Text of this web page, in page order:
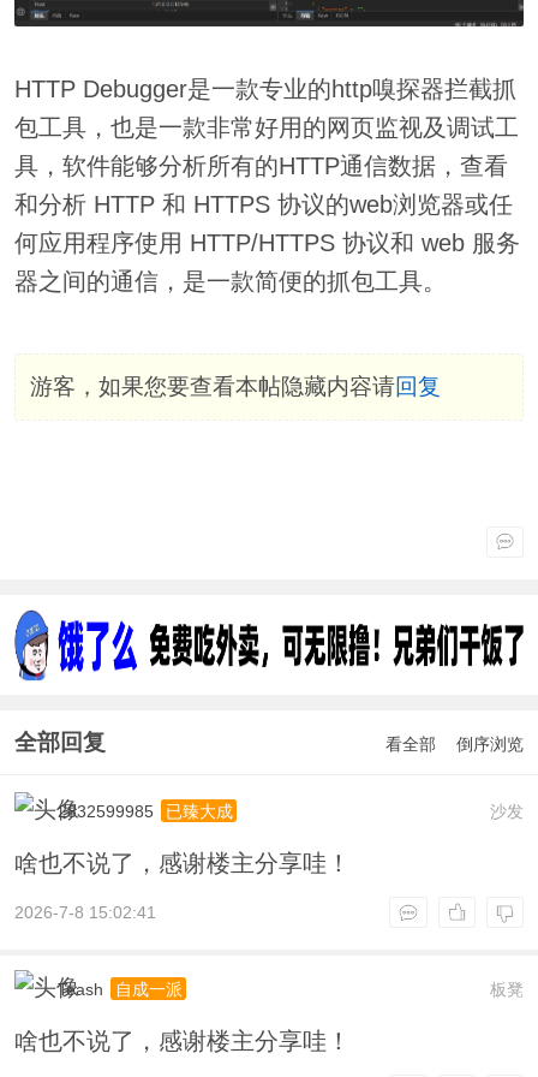
HTTP Debugger是一款专业的http嗅探器拦截抓
包工具，也是一款非常好用的网页监视及调试工
具，软件能够分析所有的HTTP通信数据，查看
和分析 HTTP 和 HTTPS 协议的web浏览器或任
何应用程序使用 HTTP/HTTPS 协议和 web 服务
器之间的通信，是一款简便的抓包工具。
游客，如果您要查看本帖隐藏内容请回复
全部回复 看全部 倒序浏览
沙发
2832599985 已臻大成
啥也不说了，感谢楼主分享哇！
2026-7-8 15:02:41
板凳
Teash 自成一派
啥也不说了，感谢楼主分享哇！